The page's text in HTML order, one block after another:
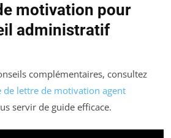
motivation pour
administratif
complémentaires, consultez
de lettre de motivation agent
servir de guide efficace.